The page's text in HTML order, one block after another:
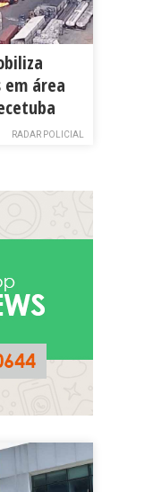
área
RADAR POLICIAL